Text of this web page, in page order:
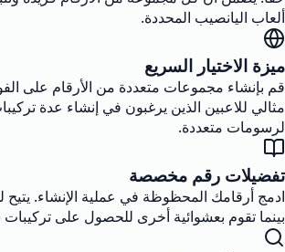
ألعاب اليانصيب المحددة.
ميزة الاختيار السريع
قم بإنشاء مجموعات متعددة من الأرقام على
مثالي للاعبين الذين يرغبون في إنشاء عدة
لرسومات متعددة.
تفضيلات رقم مخصصة
ادمج أرقامك المحظوظة في عملية الإنشاء. يتيح
بينما تقوم بعشوائية أخرى للحصول على